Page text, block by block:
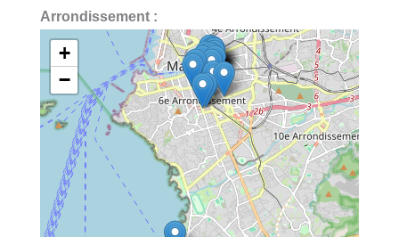
Arrondissement :
+
−